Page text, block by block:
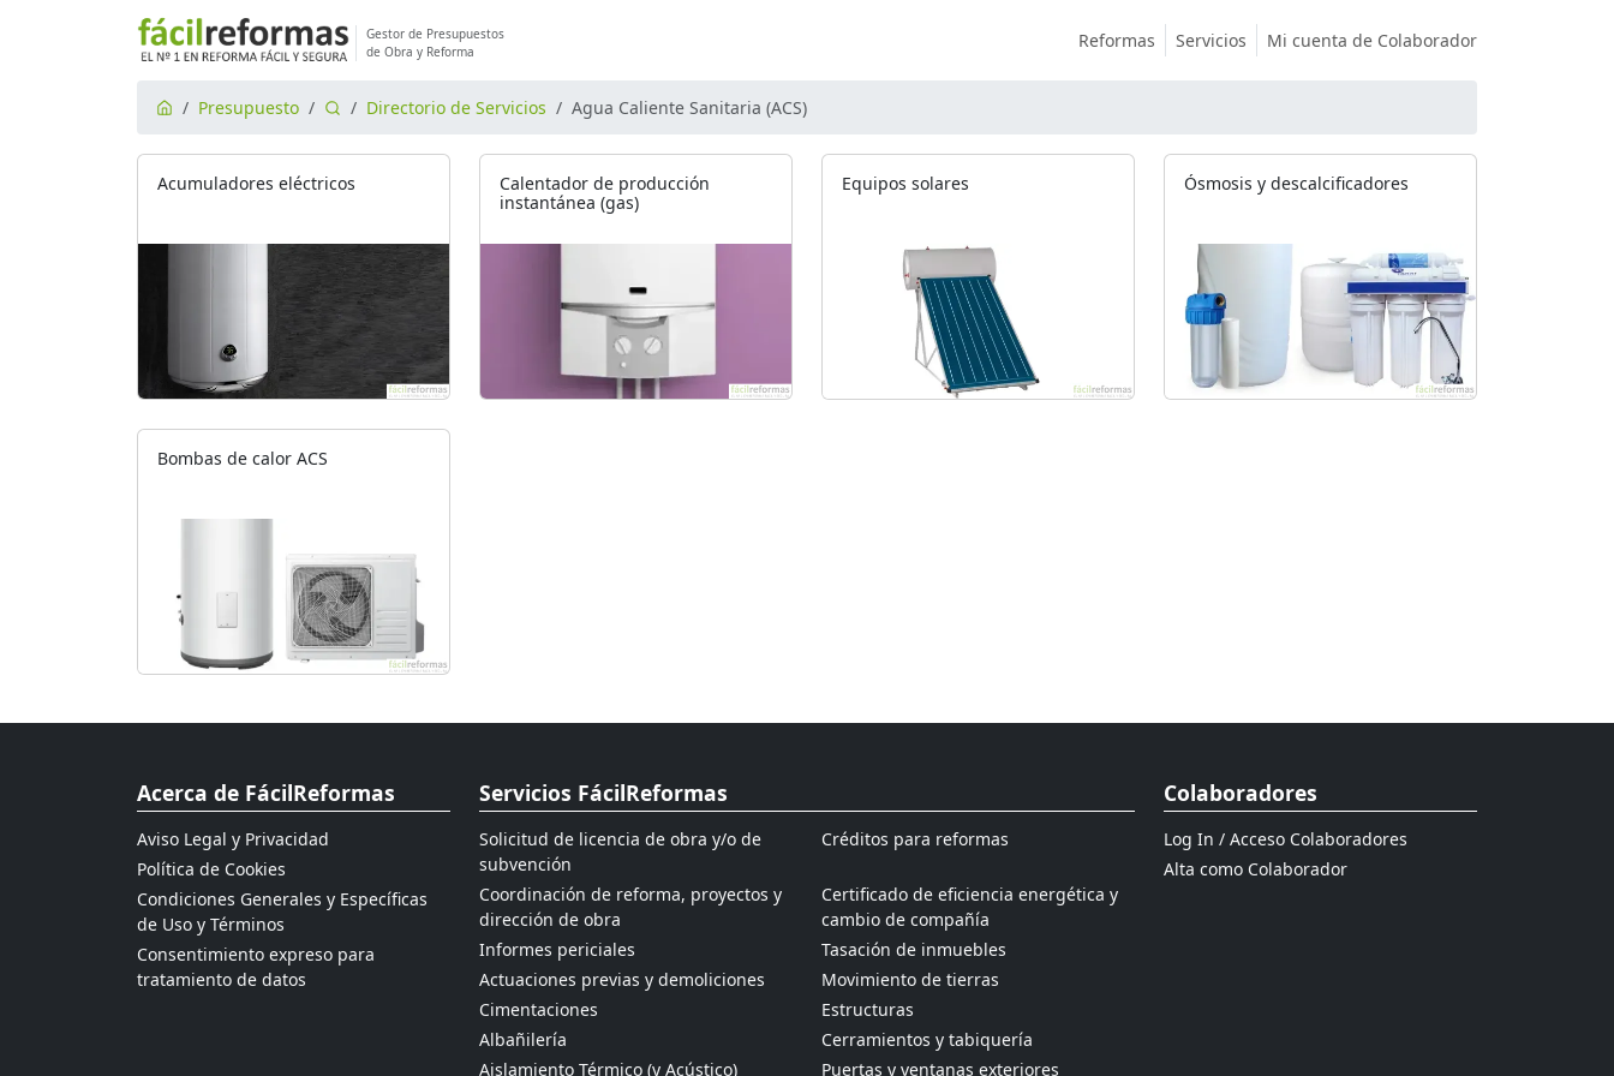
Gestor de Presupuestos
de Obra y Reforma
Reformas Servicios Mi cuenta de Colaborador
Presupuesto Directorio de Servicios Agua Caliente Sanitaria (ACS)
Acumuladores eléctricos
Calentador de producción
instantánea (gas)
Equipos solares Ósmosis y descalcificadores
Bombas de calor ACS
Acerca de FácilReformas
Aviso Legal y Privacidad
Política de Cookies
Condiciones Generales y Específicas
de Uso y Términos
Consentimiento expreso para
tratamiento de datos
Servicios FácilReformas
Solicitud de licencia de obra y/o de
subvención
Créditos para reformas
Coordinación de reforma, proyectos y
dirección de obra
Certificado de eficiencia energética y
cambio de compañía
Informes periciales
Tasación de inmuebles
Actuaciones previas y demoliciones
Movimiento de tierras
Cimentaciones
Estructuras
Albañilería
Cerramientos y tabiquería
Aislamiento Térmico (y Acústico)
Puertas y ventanas exteriores
Colaboradores
Log In / Acceso Colaboradores
Alta como Colaborador